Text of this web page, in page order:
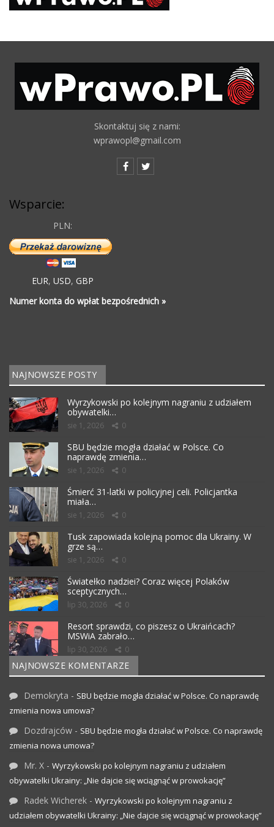
Skontaktuj się z nami:
wprawopl@gmail.com
Wsparcie:
PLN:
EUR, USD, GBP
Numer konta do wpłat bezpośrednich »
NAJNOWSZE POSTY
Wyrzykowski po kolejnym nagraniu z udziałem
obywatelki…
sie 1, 2026 0
SBU będzie mogła działać w Polsce. Co
naprawdę zmienia…
sie 1, 2026 0
Śmierć 31-latki w policyjnej celi. Policjantka
miała…
sie 1, 2026 0
Tusk zapowiada kolejną pomoc dla Ukrainy. W
grze są…
sie 1, 2026 0
Światełko nadziei? Coraz więcej Polaków
sceptycznych…
lip 30, 2026 0
Resort sprawdzi, co piszesz o Ukraińcach?
MSWiA zabrało…
lip 30, 2026 0
NAJNOWSZE KOMENTARZE
Demokryta - SBU będzie mogła działać w Polsce. Co naprawdę
zmienia nowa umowa?
Dozdrajców - SBU będzie mogła działać w Polsce. Co naprawdę
zmienia nowa umowa?
Mr. X - Wyrzykowski po kolejnym nagraniu z udziałem
obywatelki Ukrainy: „Nie dajcie się wciągnąć w prowokację”
Radek Wicherek - Wyrzykowski po kolejnym nagraniu z
udziałem obywatelki Ukrainy: „Nie dajcie się wciągnąć w prowokację”